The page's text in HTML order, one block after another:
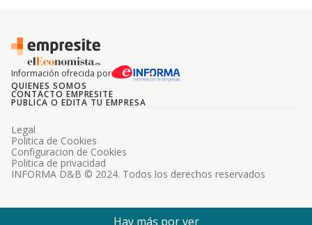
Información ofrecida por
QUIENES SOMOS
CONTACTO EMPRESITE
PUBLICA O EDITA TU EMPRESA
INFORMA D&B © 2024. Todos los derechos reservados
Legal
Politica de Cookies
Configuracion de Cookies
Politica de privacidad
Hay más por ver